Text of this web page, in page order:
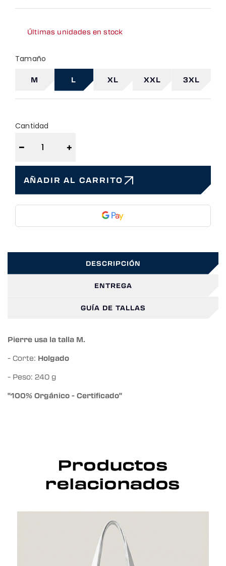
Últimas unidades en stock
Tamaño
M L XL XXL 3XL
Cantidad
− +
AÑADIR AL CARRITO
DESCRIPCIÓN
ENTREGA
GUÍA DE TALLAS
Pierre usa la talla M.
- Corte: Holgado
- Peso: 240 g
"100% Orgánico - Certificado"
Productos
relacionados